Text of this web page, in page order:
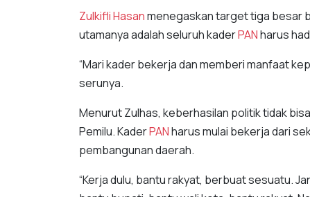
Zulkifli Hasanmenegaskan target tiga besar
utamanya adalah seluruh kaderPANharus
“Mari kader bekerja dan memberi manfaat
serunya.
Menurut Zulhas, keberhasilan politik tidak
Pemilu. KaderPANharus mulai bekerja dari
pembangunan daerah.
“Kerja dulu, bantu rakyat, berbuat sesuatu.